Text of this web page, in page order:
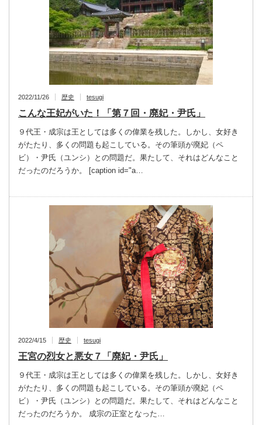
2022/11/26 歴史 tesugi
こんな王妃がいた！「第７回・廃妃・尹氏」
９代王・成宗は王としては多くの偉業を残した。しかし、女好き
がたたり、多くの問題も起こしている。その筆頭が廃妃（ペ
ビ）・尹氏（ユンシ）との問題だ。果たして、それはどんなこと
だったのだろうか。 [caption id="a…
2022/4/15 歴史 tesugi
王宮の烈女と悪女７「廃妃・尹氏」
９代王・成宗は王としては多くの偉業を残した。しかし、女好き
がたたり、多くの問題も起こしている。その筆頭が廃妃（ペ
ビ）・尹氏（ユンシ）との問題だ。果たして、それはどんなこと
だったのだろうか。 成宗の正室となった…